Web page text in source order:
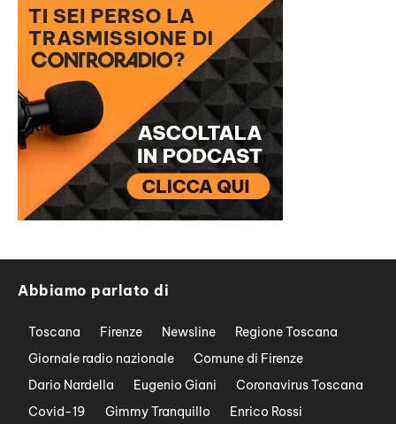
Abbiamo parlato di
Toscana Firenze Newsline
Regione Toscana
Giornale radio nazionale
Comune di Firenze
Dario Nardella
Eugenio Giani
Coronavirus Toscana
Covid-19
Gimmy Tranquillo
Enrico Rossi